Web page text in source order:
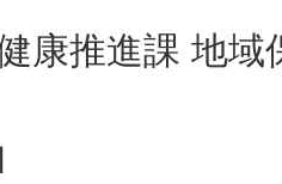
康推進課 地域